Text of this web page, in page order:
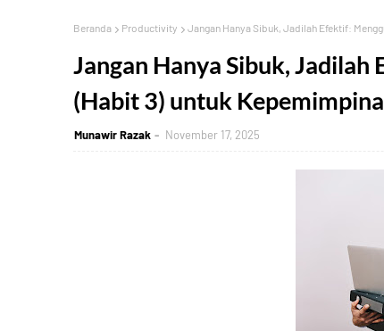
Beranda Productivity Jangan Hanya Sibuk, Jadilah Efektif:
Jangan Hanya Sibuk,
(Habit 3) untuk
Munawir Razak November 17, 2025